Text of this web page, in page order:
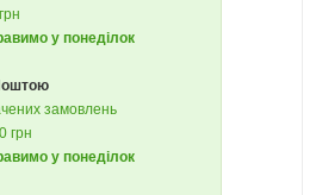
у понеділок
замовлень
грн
у понеділок